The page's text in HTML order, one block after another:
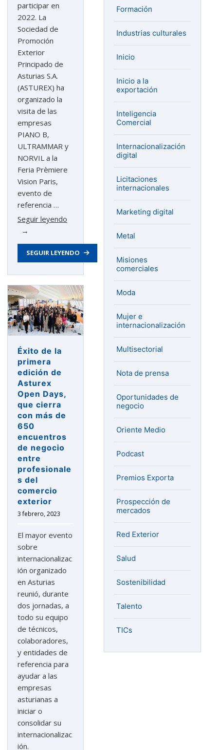
participar en
2022. La
Sociedad de
Promoción
Exterior
Principado de
Asturias S.A.
(ASTUREX) ha
organizado la
visita de las
empresas
PIANO B,
ULTRAMMAR y
NORVIL a la
Feria Prèmiere
Vision Paris,
evento de
referencia …
Seguir leyendo
de
Asturias
participa
en
la
feria
Prèmiere
Vision
París
SEGUIR LEYENDO
Éxito de la
primera
edición de
Asturex
Open Days,
que cierra
con más de
650
encuentros
de negocio
entre
profesionale
s del
comercio
exterior
3 febrero, 2023
El mayor evento
sobre
internacionalizac
ión organizado
en Asturias
reunió, durante
dos jornadas, a
todo su equipo
de técnicos,
colaboradores,
y entidades de
referencia para
ayudar a las
empresas
asturianas a
iniciar o
consolidar su
internacionalizac
ión.
Formación
Industrias culturales
Inicio
Inicio a la
exportación
Inteligencia
Comercial
Internacionalización
digital
Licitaciones
internacionales
Marketing digital
Metal
Misiones
comerciales
Moda
Mujer e
internacionalización
Multisectorial
Nota de prensa
Oportunidades de
negocio
Oriente Medio
Podcast
Premios Exporta
Prospección de
mercados
Red Exterior
Salud
Sostenibilidad
Talento
TICs